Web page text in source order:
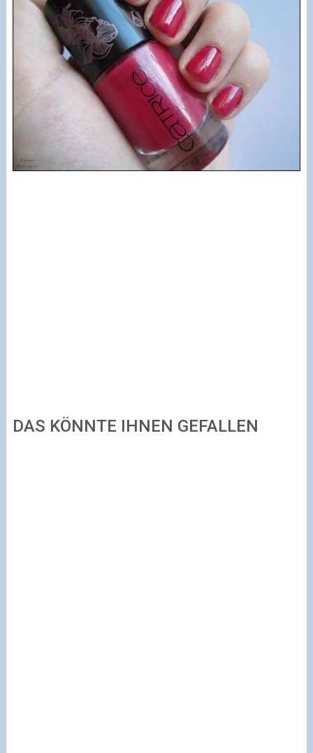
DAS KÖNNTE IHNEN GEFALLEN